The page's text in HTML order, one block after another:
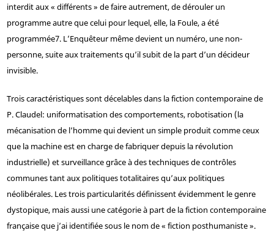
interdit aux « différents » de faire autrement, de dérouler un
programme autre que celui pour lequel, elle, la Foule, a été
programmée7. L’Enquêteur même devient un numéro, une non-
personne, suite aux traitements qu’il subit de la part d’un décideur
invisible.
Trois caractéristiques sont décelables dans la fiction contemporaine de
P. Claudel: uniformatisation des comportements, robotisation (la
mécanisation de l’homme qui devient un simple produit comme ceux
que la machine est en charge de fabriquer depuis la révolution
industrielle) et surveillance grâce à des techniques de contrôles
communes tant aux politiques totalitaires qu’aux politiques
néolibérales. Les trois particularités définissent évidemment le genre
dystopique, mais aussi une catégorie à part de la fiction contemporaine
française que j’ai identifiée sous le nom de « fiction posthumaniste ».